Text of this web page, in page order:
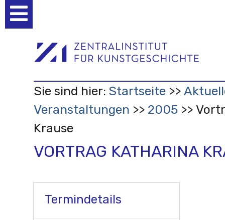
Werkzeuge
Sie sind hier: Startseite
Veranstaltungen
2005
Krause
VORTRAG KATHARINA
Termindetails